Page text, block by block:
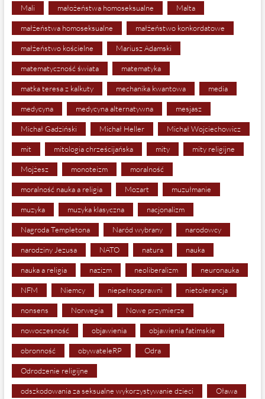
Mali małożeństwa homoseksualne Malta
małżeństwa homoseksualne małżeństwo konkordatowe
małżeństwo kościelne Mariusz Adamski
matematyczność świata matematyka
matka teresa z kalkuty mechanika kwantowa media
medycyna medycyna alternatywna mesjasz
Michał Gadziński Michał Heller Michał Wojciechowicz
mit mitologia chrześcijańska mity mity religijne
Mojżesz monoteizm moralność
moralność nauka a religia Mozart muzułmanie
muzyka muzyka klasyczna nacjonalizm
Nagroda Templetona Naród wybrany narodowcy
narodziny Jezusa NATO natura nauka
nauka a religia nazizm neoliberalizm neuronauka
NFM Niemcy niepełnosprawni nietolerancja
nonsens Norwegia Nowe przymierze
nowoczesność objawienia objawienia fatimskie
obronność obywateleRP Odra
Odrodzenie religijne
odszkodowania za seksualne wykorzystywanie dzieci Oława